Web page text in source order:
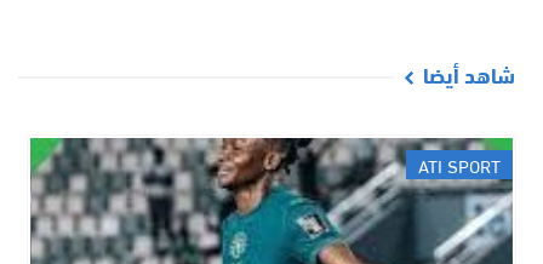
شاهد أيضا
ATI SPORT